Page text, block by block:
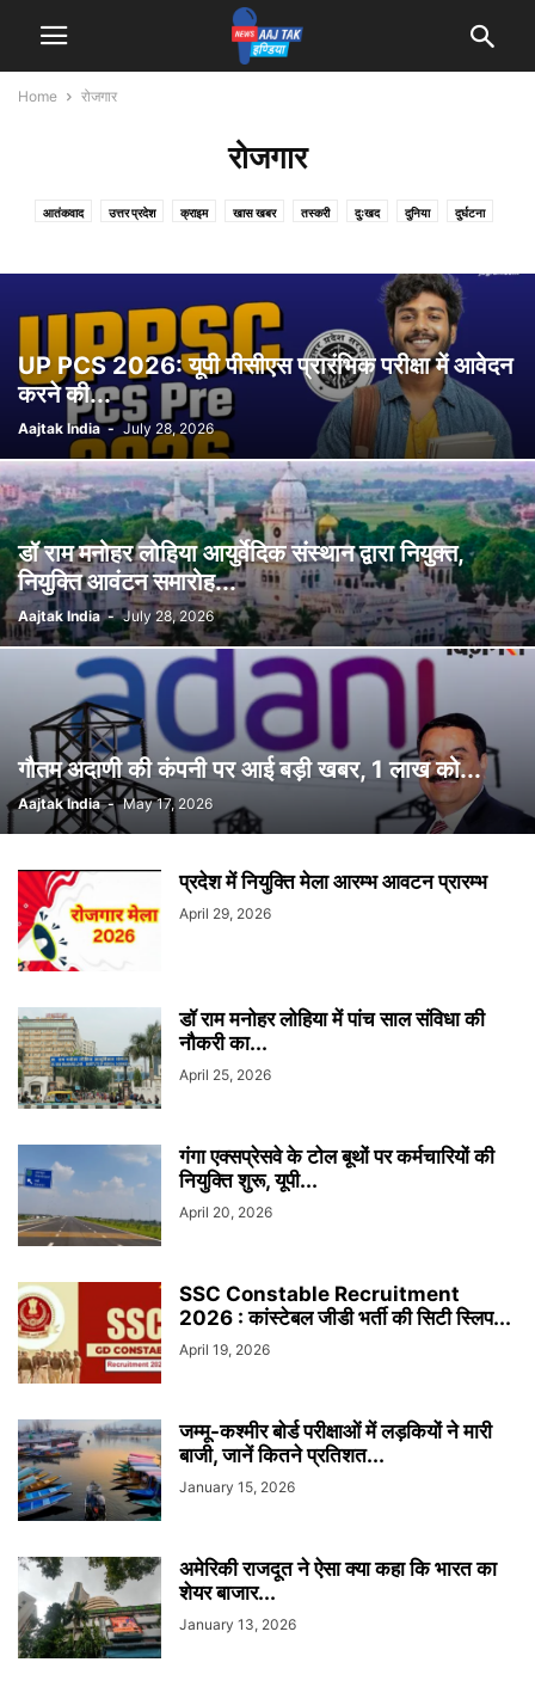
Home रोजगार
रोजगार
आतंकवाद उत्तर प्रदेश क्राइम खास खबर तस्करी दुःखद दुनिया दुर्घटना
स्पोर्ट्स
UP PCS 2026: यूपी पीसीएस प्रारंभिक परीक्षा में आवेदन
करने की...
Aajtak India - July 28, 2026
डॉ राम मनोहर लोहिया आयुर्वेदिक संस्थान द्वारा नियुक्त,
नियुक्ति आवंटन समारोह...
Aajtak India - July 28, 2026
गौतम अदाणी की कंपनी पर आई बड़ी खबर, 1 लाख को...
Aajtak India - May 17, 2026
प्रदेश में नियुक्ति मेला आरम्भ आवटन प्रारम्भ
April 29, 2026
डॉ राम मनोहर लोहिया में पांच साल संविधा की
नौकरी का...
April 25, 2026
गंगा एक्सप्रेसवे के टोल बूथों पर कर्मचारियों की
नियुक्ति शुरू, यूपी...
April 20, 2026
SSC Constable Recruitment
2026 : कांस्टेबल जीडी भर्ती की सिटी स्लिप...
April 19, 2026
जम्मू-कश्मीर बोर्ड परीक्षाओं में लड़कियों ने मारी
बाजी, जानें कितने प्रतिशत...
January 15, 2026
अमेरिकी राजदूत ने ऐसा क्या कहा कि भारत का
शेयर बाजार...
January 13, 2026